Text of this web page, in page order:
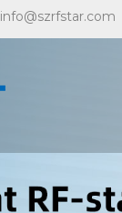
info@szrfstar.com